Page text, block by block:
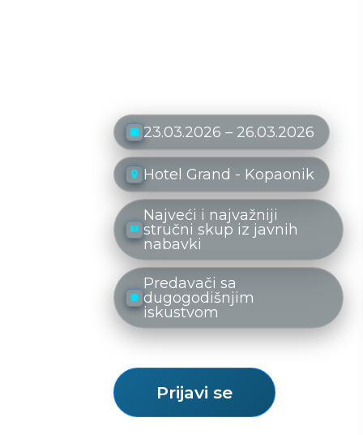
23.03.2026 – 26.03.2026
Hotel Grand - Kopaonik
Najveći i najvažniji
stručni skup iz javnih
nabavki
Predavači sa
dugogodišnjim
iskustvom
Prijavi se